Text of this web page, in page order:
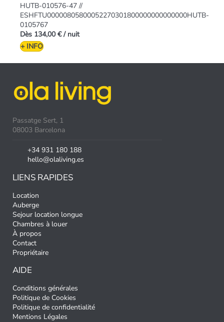
HUTB-010576-47 //
ESHFTU00000805800052270301800000000000000HUTB-
0105767
Dès 134,00 € / nuit
+ INFO
Passatge Sert, 1
08003 Barcelona
+34 931 180 188
hello@olaliving.es
LIENS RAPIDES
Location
Auberge
Sejour location longue
Chambres à louer
À propos
Contact
Propriétaire
AIDE
Conditions générales
Politique de Cookies
Politique de confidentialité
Mentions Légales